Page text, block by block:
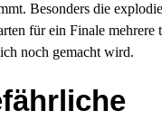
Besonders die
für ein Finale mehrere
noch gemacht wird.